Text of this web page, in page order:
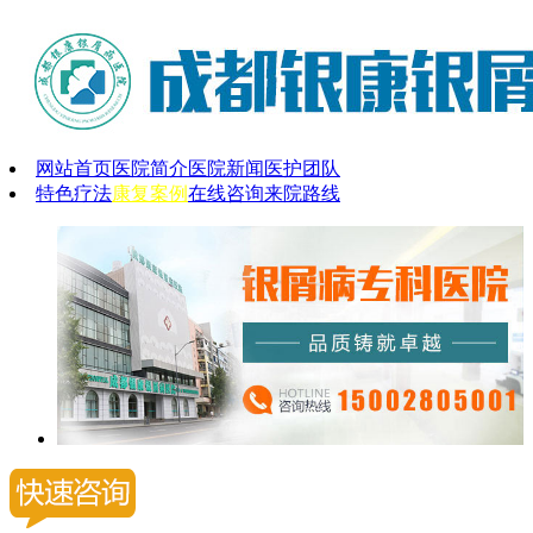
网站首页医院简介医院新闻 医护团队
特色疗法康复案例在线咨询来院路线